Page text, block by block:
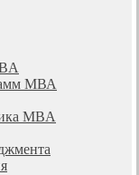
МВА
MBA